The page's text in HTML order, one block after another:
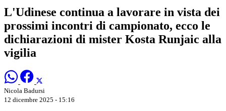
L'Udinese continua a lavorare in vista dei
prossimi incontri di campionato, ecco le
dichiarazioni di mister Kosta Runjaic alla
vigilia
Nicola Badursi
12 dicembre 2025 - 15:16